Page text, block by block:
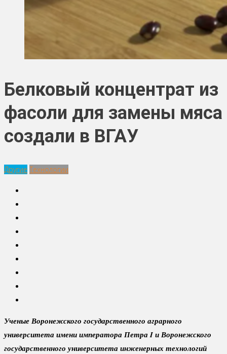
Белковый концентрат из
фасоли для замены мяса
создали в ВГАУ
Другие Технологии
Ученые Воронежского государственного аграрного
университета имени императора Петра I и Воронежского
государственного университета инженерных технологий